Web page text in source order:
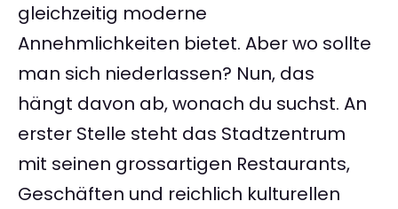
gleichzeitig moderne
Annehmlichkeiten bietet. Aber wo sollte
man sich niederlassen? Nun, das
hängt davon ab, wonach du suchst. An
erster Stelle steht das Stadtzentrum
mit seinen grossartigen Restaurants,
Geschäften und reichlich kulturellen